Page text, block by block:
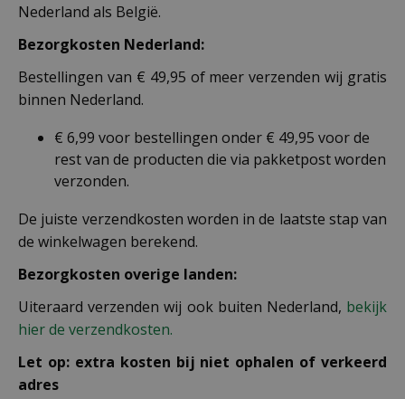
Nederland als België.
Bezorgkosten Nederland:
Bestellingen van € 49,95 of meer verzenden wij gratis
binnen Nederland.
€ 6,99 voor bestellingen onder € 49,95 voor de
rest van de producten die via pakketpost worden
verzonden.
De juiste verzendkosten worden in de laatste stap van
de winkelwagen berekend.
Bezorgkosten overige landen:
Uiteraard verzenden wij ook buiten Nederland, bekijk
hier de verzendkosten.
Let op: extra kosten bij niet ophalen of verkeerd
adres